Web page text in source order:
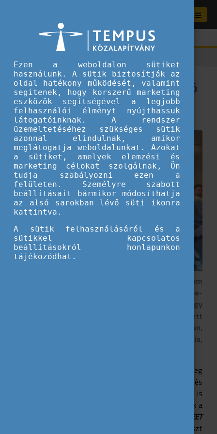
Észtországi élménybeszámoló
2024.06.06.
Képzés
2022. november 2-től 9-ig az Erasmus+ program
keretén belül a Tallinntól 30 kilométerre lévő Kose-
Uuemoisa nevezetű településen vettünk részt egy
nemzetközi tréningen. A programon 30 fiatal vett
részt 7 különböző országból. (Lengyelországban,
Észtország, Magyarország, Portugália, Litvánia,
Több mint tíz óra utazás után kedden éjjel érkeztünk meg
a szállásra, ahol a helyiek vendégszeretete és
nagylelkűsége már akkor érződött. Másnap bele is
vágtunk a dolgok közepébe, miután kicsit megismertük a
NEET
(aki jelenleg nem dolgozik és nem vesz részt
Ezen a weboldalon sütiket
használunk. A sütik biztosítják az
oldal hatékony működését, valamint
segítenek, hogy korszerű marketing
eszközök segítségével a legjobb
felhasználói élményt nyújthassuk
látogatóinknak. A rendszer
üzemeltetéséhez szükséges sütik
azonnal elindulnak, amikor
meglátogatja weboldalunkat. Azokat
a sütiket, amelyek elemzési és
marketing célokat szolgálnak, Ön
tudja szabályozni ezen a
felületen. Személyre szabott
beállításait bármikor módosíthatja
az alsó sarokban lévő süti ikonra
kattintva.
A sütik felhasználásáról és a
sütikkel kapcsolatos
beállításokról honlapunkon
tájékozódhat.